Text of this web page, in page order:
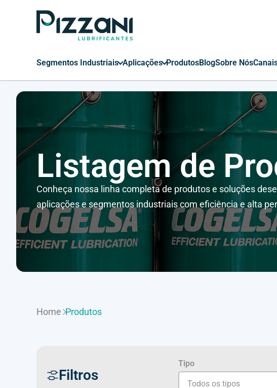
Segmentos Industriais Aplicações ProdutosBlogSobre Nós
Listagem de
Conheça nossa linha completa de produtos e soluções
aplicações e segmentos industriais com eficiência e alta
Home Produtos
Filtros
Tipo